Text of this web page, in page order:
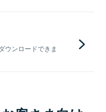
ウンロードできま